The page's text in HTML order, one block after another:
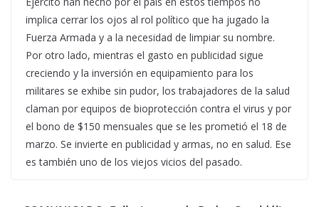
implica cerrar los ojos al rol político que ha jugado la
Fuerza Armada y a la necesidad de limpiar su nombre.
Por otro lado, mientras el gasto en publicidad sigue
creciendo y la inversión en equipamiento para los
militares se exhibe sin pudor, los trabajadores de la salud
claman por equipos de bioprotección contra el virus y por
el bono de $150 mensuales que se les prometió el 18 de
marzo. Se invierte en publicidad y armas, no en salud. Ese
es también uno de los viejos vicios del pasado.